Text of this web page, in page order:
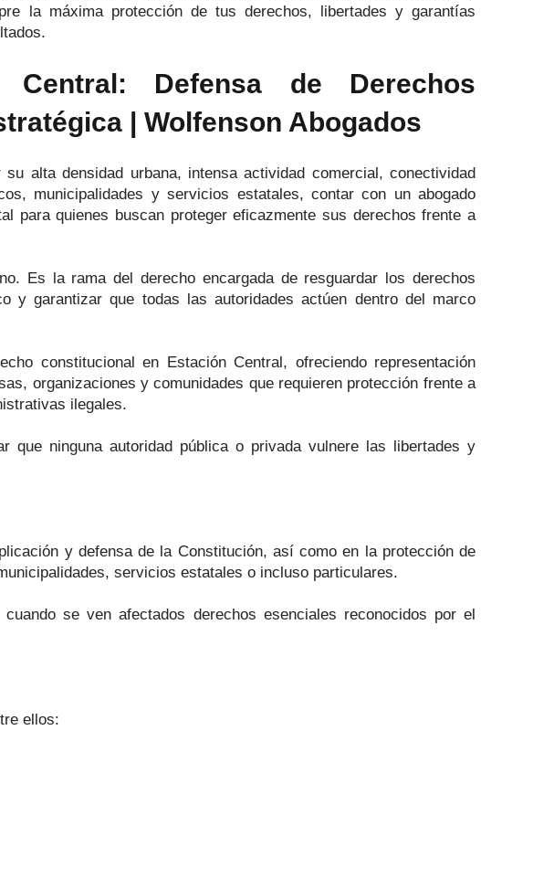
la máxima protección de tus derechos, libertades y garantías
Central: Defensa de Derechos
| Wolfenson Abogados
alta densidad urbana, intensa actividad comercial, conectividad
municipalidades y servicios estatales, contar con un abogado
para quienes buscan proteger eficazmente sus derechos frente a
Es la rama del derecho encargada de resguardar los derechos
y garantizar que todas las autoridades actúen dentro del marco
constitucional en Estación Central, ofreciendo representación
organizaciones y comunidades que requieren protección frente a
ilegales.
que ninguna autoridad pública o privada vulnere las libertades y
y defensa de la Constitución, así como en la protección de
servicios estatales o incluso particulares.
se ven afectados derechos esenciales reconocidos por el
ellos: